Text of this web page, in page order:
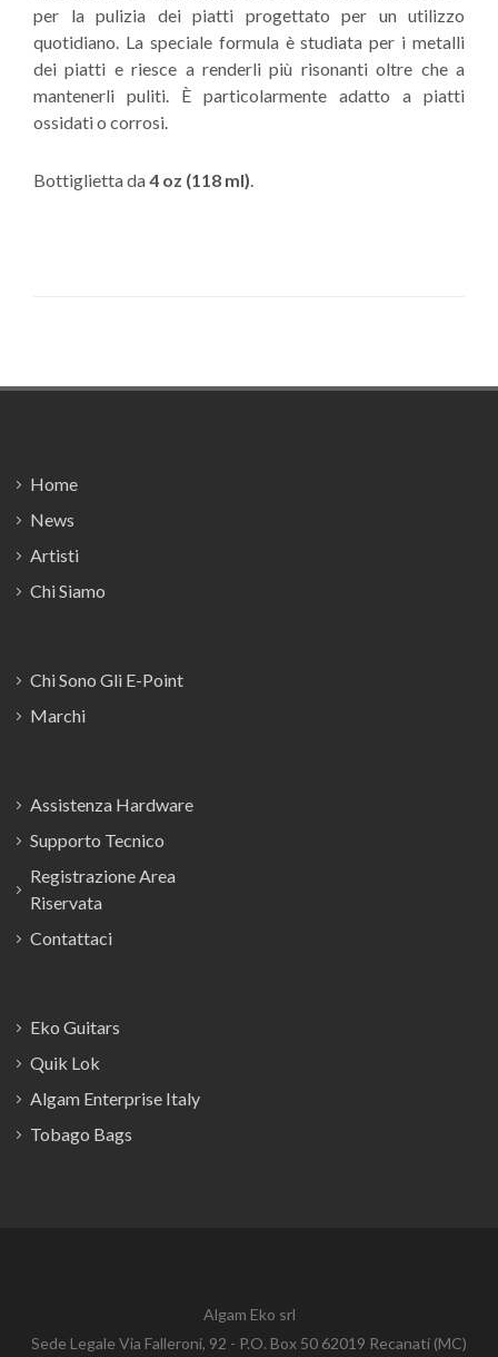
per la pulizia dei piatti progettato per un utilizzo
quotidiano. La speciale formula è studiata per i metalli
dei piatti e riesce a renderli più risonanti oltre che a
mantenerli puliti. È particolarmente adatto a piatti
ossidati o corrosi.
Bottiglietta da4 oz (118 ml).
Home
News
Artisti
Chi Siamo
Chi Sono Gli E-Point
Marchi
Assistenza Hardware
Supporto Tecnico
Registrazione Area
Riservata
Contattaci
Eko Guitars
Quik Lok
Algam Enterprise Italy
Tobago Bags
Algam Eko srl
Sede Legale Via Falleroni, 92 - P.O. Box 50 62019 Recanati (MC)